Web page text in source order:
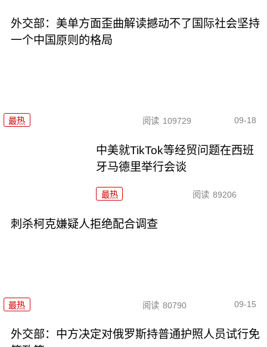
外交部：美单方面歪曲解读撼动不了国际社会坚持
一个中国原则的格局
最热 阅读 109729 09-18
中美就TikTok等经贸问题在西班
牙马德里举行会谈
最热 阅读 89206
刺杀柯克嫌疑人拒绝配合调查
最热 阅读 80790 09-15
外交部：中方决定对俄罗斯持普通护照人员试行免